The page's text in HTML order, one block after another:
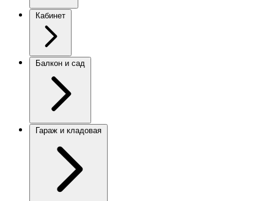
Кабинет
Балкон и сад
Гараж и кладовая